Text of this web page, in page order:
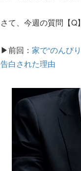
さて、今週の質問【Q
▶前回：家で“のんび
告白された理由